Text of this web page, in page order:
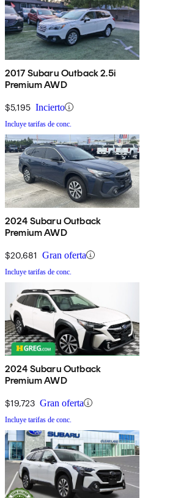
2017 Subaru Outback 2.5i
Premium AWD
$5,195 Incierto
Incluye tarifas de conc.
2024 Subaru Outback
Premium AWD
$20,681 Gran oferta
Incluye tarifas de conc.
2024 Subaru Outback
Premium AWD
$19,723 Gran oferta
Incluye tarifas de conc.